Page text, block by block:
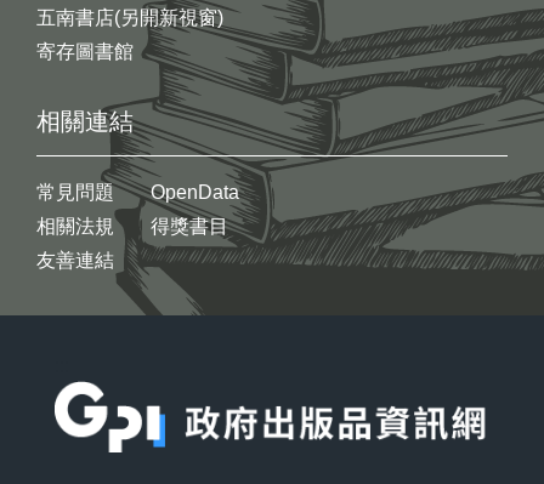
五南書店(另開新視窗)
寄存圖書館
相關連結
常見問題
相關法規
友善連結
OpenData
得獎書目